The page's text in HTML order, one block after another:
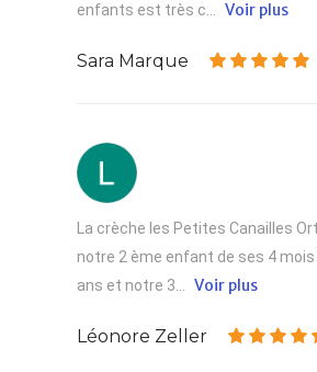
enfants est très c... Voir plus
Sara Marque
La crèche les Petites Canailles
notre 2 ème enfant de ses 4
ans et notre 3... Voir plus
Léonore Zeller